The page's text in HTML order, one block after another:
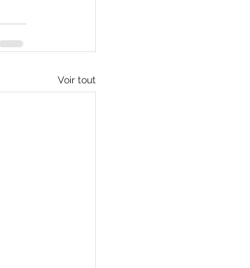
Voir tout